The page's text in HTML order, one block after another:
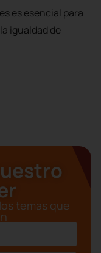
es esencial para
igualdad de
temas que